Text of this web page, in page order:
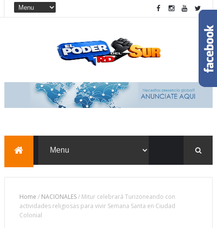
Home / NACIONALES/ Mitur celebrará Turizoneando con
actividades religiosas para vivir Semana Santa en Ciudad
Colonial